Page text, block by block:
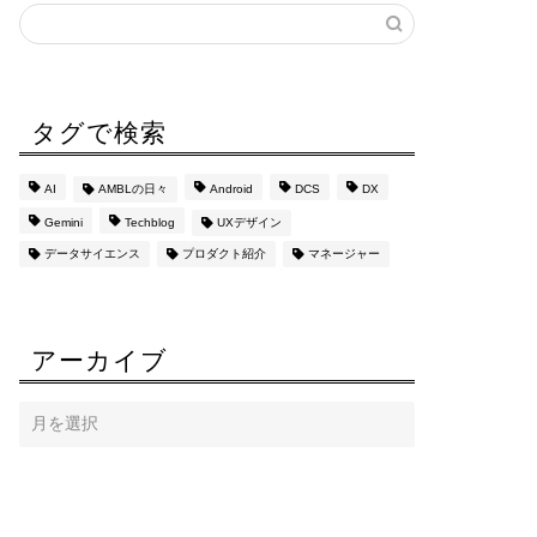
タグで検索
AI AMBLの日々 Android DCS DX
Gemini Techblog UXデザイン
データサイエンス プロダクト紹介 マネージャー
アーカイブ